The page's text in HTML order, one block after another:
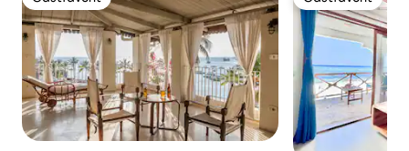
Gästfavorit Gästfavorit